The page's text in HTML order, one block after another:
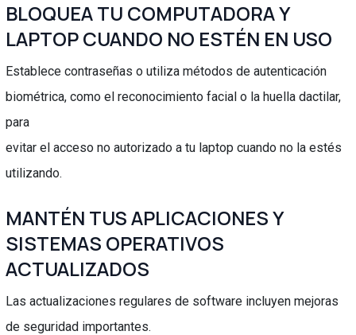
BLOQUEA TU COMPUTADORA Y
LAPTOP CUANDO NO ESTÉN EN USO
Establece contraseñas o utiliza métodos de autenticación
biométrica, como el reconocimiento facial o la huella dactilar,
para
evitar el acceso no autorizado a tu laptop cuando no la estés
utilizando.
MANTÉN TUS APLICACIONES Y
SISTEMAS OPERATIVOS
ACTUALIZADOS
Las actualizaciones regulares de software incluyen mejoras
de seguridad importantes.